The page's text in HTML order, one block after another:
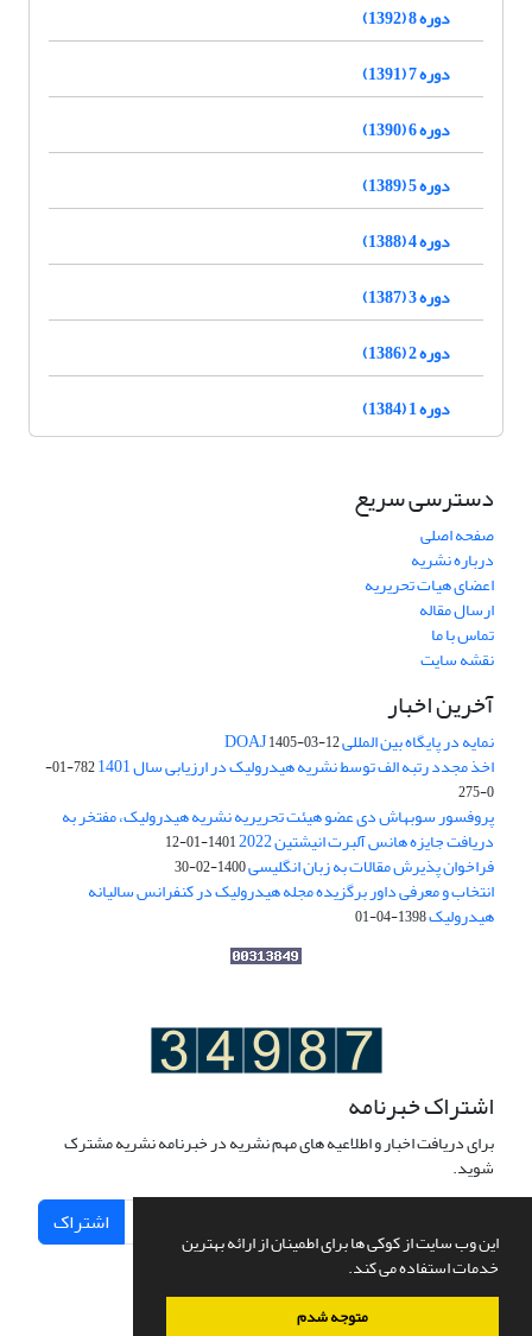
این وب سایت از کوکی ها برای اطمینان از ارائه بهترین
خدمات استفاده می کند.
متوجه شدم
دوره 8 (1392)
دوره 7 (1391)
دوره 6 (1390)
دوره 5 (1389)
دوره 4 (1388)
دوره 3 (1387)
دوره 2 (1386)
دوره 1 (1384)
دسترسی سریع
صفحه اصلی
درباره نشریه
اعضای هیات تحریریه
ارسال مقاله
تماس با ما
نقشه سایت
آخرین اخبار
نمایه در پایگاه بین المللی DOAJ1405-03-12
اخذ مجدد رتبه الف توسط نشریه هیدرولیک در ارزیابی سال 1401
782-01-
0-275
پروفسور سوبهاش دی عضو هیئت تحریریه نشریه هیدرولیک، مفتخر به
دریافت جایزه هانس آلبرت انیشتین 2022 1401-01-12
فراخوان پذیرش مقالات به زبان انگلیسی1400-02-30
انتخاب و معرفی داور برگزیده مجله هیدرولیک در کنفرانس سالیانه
هیدرولیک1398-04-01
اشتراک خبرنامه
برای دریافت اخبار و اطلاعیه های مهم نشریه در خبرنامه نشریه مشترک
شوید.
اشتراک